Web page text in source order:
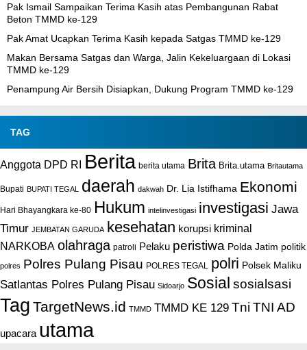
Pak Ismail Sampaikan Terima Kasih atas Pembangunan Rabat
Beton TMMD ke-129
Pak Amat Ucapkan Terima Kasih kepada Satgas TMMD ke-129
Makan Bersama Satgas dan Warga, Jalin Kekeluargaan di Lokasi
TMMD ke-129
Penampung Air Bersih Disiapkan, Dukung Program TMMD ke-129
TAG
Anggota DPD RI Berita berita utama Brita Brita.utama Britautama
Bupati BUPATI TEGAL daerah dakwah Dr. Lia Istifhama Ekonomi
Hari Bhayangkara ke-80 Hukum intelinvestigasi investigasi Jawa
Timur JEMBATAN GARUDA kesehatan korupsi kriminal
NARKOBA olahraga patroli Pelaku peristiwa Polda Jatim politik
polres Polres Pulang Pisau POLRES TEGAL polri Polsek Maliku
Satlantas Polres Pulang Pisau Sidoarjo Sosial sosialsasi
Tag TargetNews.id TMMD TMMD KE 129 Tni TNI AD
upacara utama